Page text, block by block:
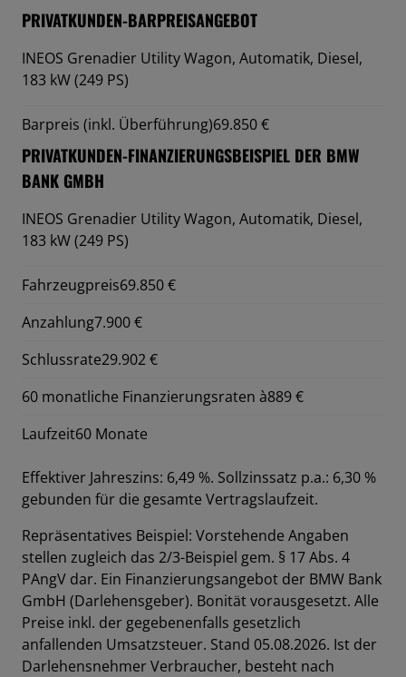
PRIVATKUNDEN-BARPREISANGEBOT
INEOS Grenadier Utility Wagon, Automatik, Diesel,
183 kW (249 PS)
Barpreis (inkl. Überführung)69.850 €
PRIVATKUNDEN-FINANZIERUNGSBEISPIEL DER BMW
BANK GMBH
INEOS Grenadier Utility Wagon, Automatik, Diesel,
183 kW (249 PS)
Fahrzeugpreis69.850 €
Anzahlung7.900 €
Schlussrate29.902 €
60 monatliche Finanzierungsraten à889 €
Laufzeit60 Monate
Effektiver Jahreszins: 6,49 %. Sollzinssatz p.a.: 6,30 %
gebunden für die gesamte Vertragslaufzeit.
Repräsentatives Beispiel: Vorstehende Angaben
stellen zugleich das 2/3-Beispiel gem. § 17 Abs. 4
PAngV dar. Ein Finanzierungsangebot der BMW Bank
GmbH (Darlehensgeber). Bonität vorausgesetzt. Alle
Preise inkl. der gegebenenfalls gesetzlich
anfallenden Umsatzsteuer. Stand 05.08.2026. Ist der
Darlehensnehmer Verbraucher, besteht nach